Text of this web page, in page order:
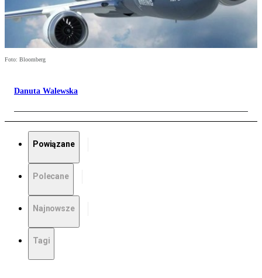
Foto: Bloomberg
Danuta Walewska
Powiązane
Polecane
Najnowsze
Tagi